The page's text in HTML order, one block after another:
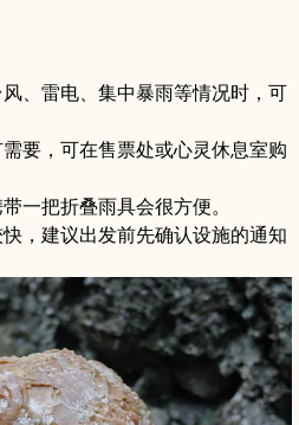
、雷电、集中暴雨等情况时，可
要，可在售票处或心灵休息室购
一把折叠雨具会很方便。
，建议出发前先确认设施的通知